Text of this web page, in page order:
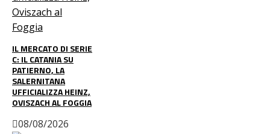
IL MERCATO DI SERIE
C: IL CATANIA SU
PATIERNO, LA
SALERNITANA
UFFICIALIZZA HEINZ,
OVISZACH AL FOGGIA
08/08/2026